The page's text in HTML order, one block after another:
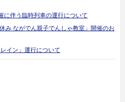
に伴う臨時列車の運行について
み ながでん親子でんしゃ教室」開催のお
イン」運行について